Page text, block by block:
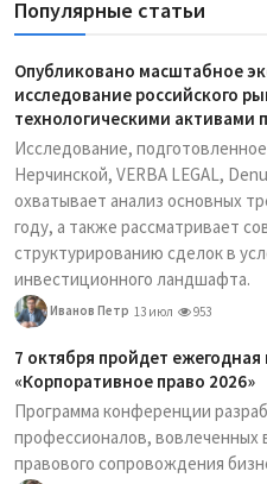
Популярные статьи
Опубликовано масштабное
исследование российского
технологическими активами
Исследование,
Нерчинской, VERBA LEGAL,
охватывает анализ основных
году, а также рассматривает
структурированию сделок в
инвестиционного ландшафта.
Иванов Петр 13 июл 953
7 октября пройдет
«Корпоративное право 2026»
Программа конференции
профессионалов, вовлеченных
правового сопровождения